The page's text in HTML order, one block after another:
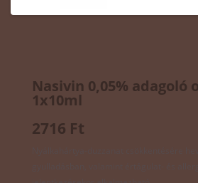
Nasivin 0,05% adagoló
1x10ml
2716 Ft